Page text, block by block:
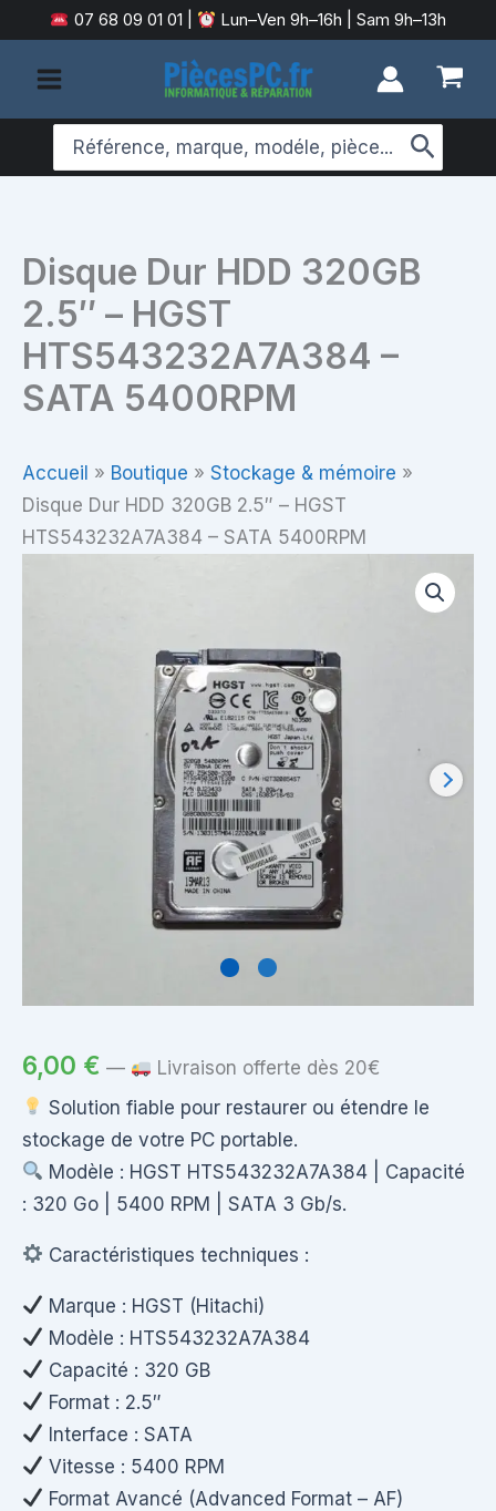
au
contenu
07 68 09 01 01 Lun–Ven 9h–16h | Sam 9h–13h
Search
for:
Disque Dur HDD 320GB
2.5″ – HGST
HTS543232A7A384 –
SATA 5400RPM
Accueil » Boutique » Stockage & mémoire »
Disque Dur HDD 320GB 2.5″ – HGST
HTS543232A7A384 – SATA 5400RPM
6,00 € —
Livraison offerte dès 20€
Solution fiable pour restaurer ou étendre le
stockage de votre PC portable.
Modèle : HGST HTS543232A7A384 | Capacité
: 320 Go | 5400 RPM | SATA 3 Gb/s.
Caractéristiques techniques :
Marque : HGST (Hitachi)
Modèle : HTS543232A7A384
Capacité : 320 GB
Format : 2.5″
Interface : SATA
Vitesse : 5400 RPM
Format Avancé (Advanced Format – AF)